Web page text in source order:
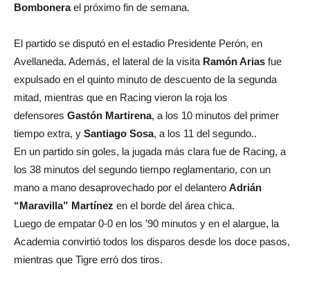
Bombonerael próximo fin de semana.
El partido se disputó en el estadio Presidente Perón, en
Avellaneda. Además, el lateral de la visita Ramón Arias fue
expulsado en el quinto minuto de descuento de la segunda
mitad, mientras que en Racing vieron la roja los
defensores Gastón Martirena, a los 10 minutos del primer
tiempo extra, y Santiago Sosa, a los 11 del segundo..
En un partido sin goles, la jugada más clara fue de Racing, a
los 38 minutos del segundo tiempo reglamentario, con un
mano a mano desaprovechado por el delantero Adrián
“Maravilla” Martínez en el borde del área chica.
Luego de empatar 0-0 en los ’90 minutos y en el alargue, la
Academia convirtió todos los disparos desde los doce pasos,
mientras que Tigre erró dos tiros.